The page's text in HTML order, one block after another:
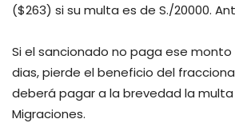
($263) si su multa es de S./20000.
Si el sancionado no paga ese
dias, pierde el beneficio del
deberá pagar a la brevedad la
Migraciones.